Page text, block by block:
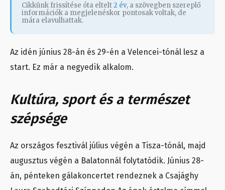
Cikkünk frissítése óta eltelt2 év, a szövegben szereplő
információk a megjelenéskor pontosak voltak, de
mára elavulhattak.
Az idén június 28-án és 29-én a Velencei-tónál lesz a
start. Ez már a negyedik alkalom.
Kultúra, sport és a természet
szépsége
Az országos fesztivál július végén a Tisza-tónál, majd
augusztus végén a Balatonnál folytatódik. Június 28-
án, pénteken gálakoncertet rendeznek a Csajághy